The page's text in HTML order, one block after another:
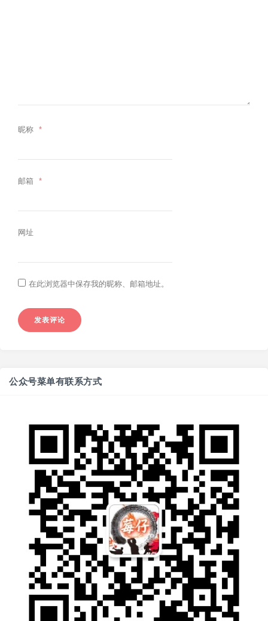
昵称 *
邮箱 *
网址
在此浏览器中保存我的昵称、邮箱地址。
公众号菜单有联系方式